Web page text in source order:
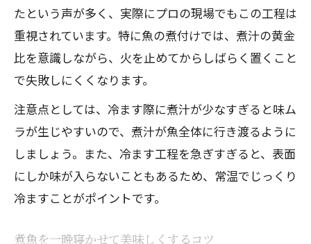
たという声が多く、実際にプロの現場でもこの工程は
重視されています。特に魚の煮付けでは、煮汁の黄金
比を意識しながら、火を止めてからしばらく置くこと
で失敗しにくくなります。
注意点としては、冷ます際に煮汁が少なすぎると味ム
ラが生じやすいので、煮汁が魚全体に行き渡るように
しましょう。また、冷ます工程を急ぎすぎると、表面
にしか味が入らないこともあるため、常温でじっくり
冷ますことがポイントです。
煮魚を一晩寝かせて美味しくするコツ